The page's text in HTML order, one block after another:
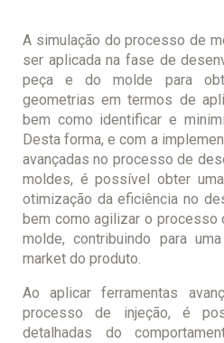
A simulação do processo de
ser aplicada na fase de
peça e do molde para
geometrias em termos de
bem como identificar e
Desta forma, e com a
avançadas no processo de
moldes, é possível obter
otimização da eficiência no
bem como agilizar o processo
molde, contribuindo para
market do produto.
Ao aplicar ferramentas
processo de injeção, é
detalhadas do